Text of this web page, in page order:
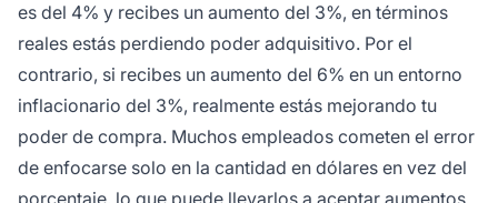
es del 4% y recibes un aumento del 3%, en términos
reales estás perdiendo poder adquisitivo. Por el
contrario, si recibes un aumento del 6% en un entorno
inflacionario del 3%, realmente estás mejorando tu
poder de compra. Muchos empleados cometen el error
de enfocarse solo en la cantidad en dólares en vez del